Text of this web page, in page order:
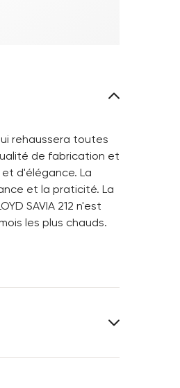
rehaussera toutes
de fabrication et
d'élégance. La
et la praticité. La
SAVIA 212 n'est
les plus chauds.
Cuir lisse